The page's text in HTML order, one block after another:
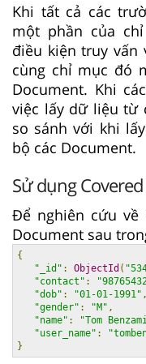
Khi tất cả các
một phần của
điều kiện truy vấn
cùng chỉ mục đó
Document. Khi
việc lấy dữ liệu từ
so sánh với khi
bộ các Document.
Sử dụng
Để nghiên cứu về
Document sau
{
"_id" : ObjectId (
"contact" :
"dob" : "01-01-1991" ,
"gender" : "M" ,
"name" : "Tom
"user_name" :
}